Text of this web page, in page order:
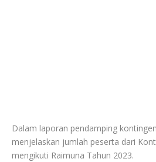
Dalam laporan pendamping
menjelaskan jumlah peserta dari
mengikuti Raimuna Tahun 2023.